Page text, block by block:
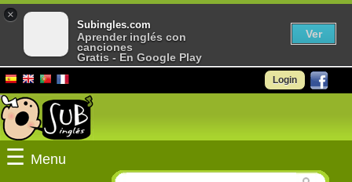
Login
☰ Menu
×
Subingles.com
Aprender inglés con
canciones
Gratis - En Google Play
Ver